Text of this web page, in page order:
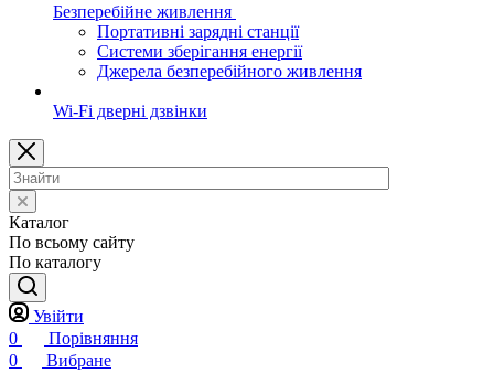
Безперебійне живлення
Портативні зарядні станції
Системи зберігання енергії
Джерела безперебійного живлення
Wi-Fi дверні дзвінки
Каталог
По всьому сайту
По каталогу
Увійти
0
Порівняння
0
Вибране